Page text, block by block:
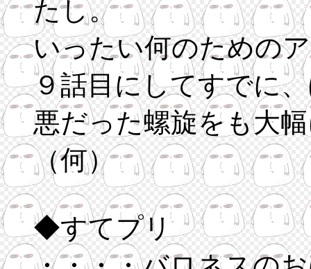
たし。
いったい何のための
９話目にしてすでに
悪だった螺旋をも大
（何）
◆すてプリ